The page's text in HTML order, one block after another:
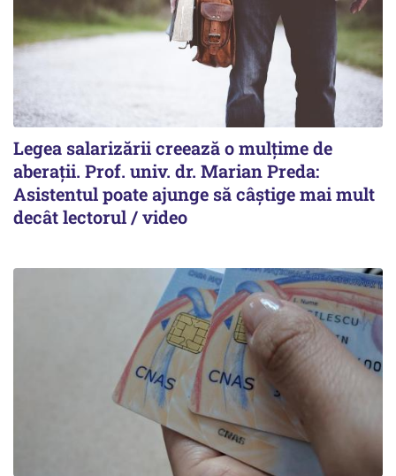
Legea salarizării creează o mulțime de
aberații. Prof. univ. dr. Marian Preda:
Asistentul poate ajunge să câștige mai mult
decât lectorul / video